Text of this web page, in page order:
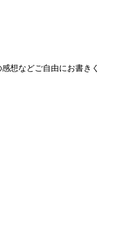
想などご自由にお書きく